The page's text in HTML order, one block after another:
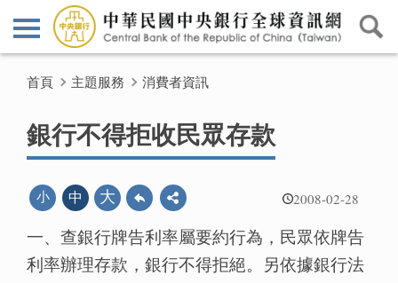
首頁 主題服務 消費者資訊
銀行不得拒收民眾存款
2008-02-28
小 中 大
一、查銀行牌告利率屬要約行為，民眾依牌告
利率辦理存款，銀行不得拒絕。另依據銀行法